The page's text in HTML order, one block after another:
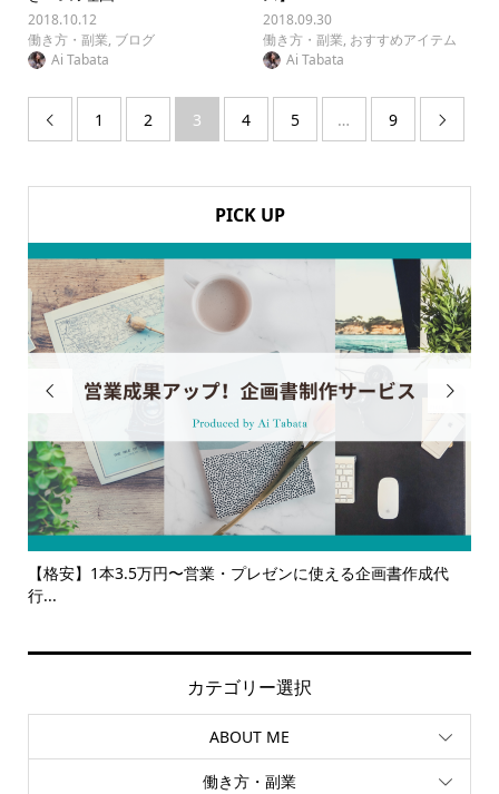
2018.10.12
働き方・副業, ブログ
Ai Tabata
2018.09.30
働き方・副業, おすすめアイテム
Ai Tabata
 1 2 3 4 5 … 9 
PICK UP

【格安】1本3.5万円〜営業・プレゼンに使える企画書作成代
行...
【サ

カテゴリー選択
ABOUT ME
働き方・副業